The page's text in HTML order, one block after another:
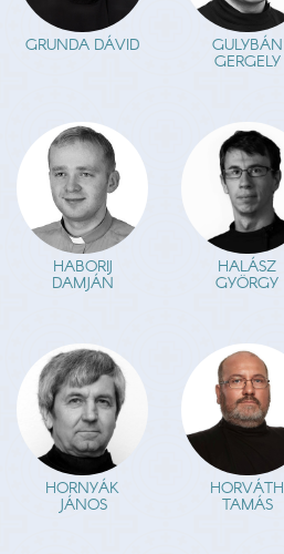
GRUNDA DÁVID GULYBÁN
GERGELY
HABORIJ
DAMJÁN
HALÁSZ
GYÖRGY
HORNYÁK
JÁNOS
HORVÁTH
TAMÁS